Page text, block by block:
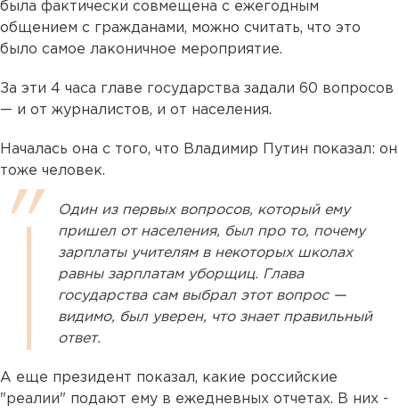
была фактически совмещена с ежегодным
общением с гражданами, можно считать, что это
было самое лаконичное мероприятие.
За эти 4 часа главе государства задали 60 вопросов
— и от журналистов, и от населения.
Началась она с того, что Владимир Путин показал: он
тоже человек.
Один из первых вопросов, который ему
пришел от населения, был про то, почему
зарплаты учителям в некоторых школах
равны зарплатам уборщиц. Глава
государства сам выбрал этот вопрос —
видимо, был уверен, что знает правильный
ответ.
А еще президент показал, какие российские
"реалии" подают ему в ежедневных отчетах. В них -